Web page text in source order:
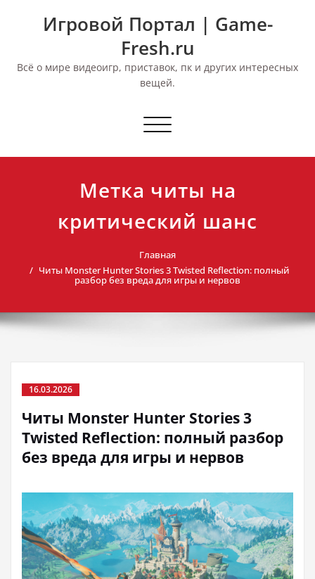
Игровой Портал | Game-
Fresh.ru
Всё о мире видеоигр, приставок, пк и других интересных
вещей.
Переключить
Метка читы на
критический шанс
Главная
Читы Monster Hunter Stories 3 Twisted Reflection: полный
разбор без вреда для игры и нервов
16.03.2026
Читы Monster Hunter Stories 3
Twisted Reflection: полный разбор
без вреда для игры и нервов